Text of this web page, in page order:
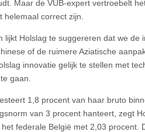
Maar de VUB-expert vertroebelt
helemaal correct zijn.
lijkt Holslag te suggereren dat we
of de ruimere Aziatische
innovatie gelijk te stellen met
gaan.
1,8 procent van haar bruto
van 3 procent hanteert, zegt
federale België met 2,03 procent.